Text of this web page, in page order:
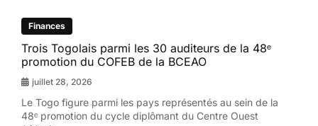
Finances
Trois Togolais parmi les 30 auditeurs de la 48ᵉ
promotion du COFEB de la BCEAO
juillet 28, 2026
Le Togo figure parmi les pays représentés au sein de la
48ᵉ promotion du cycle diplômant du Centre Ouest